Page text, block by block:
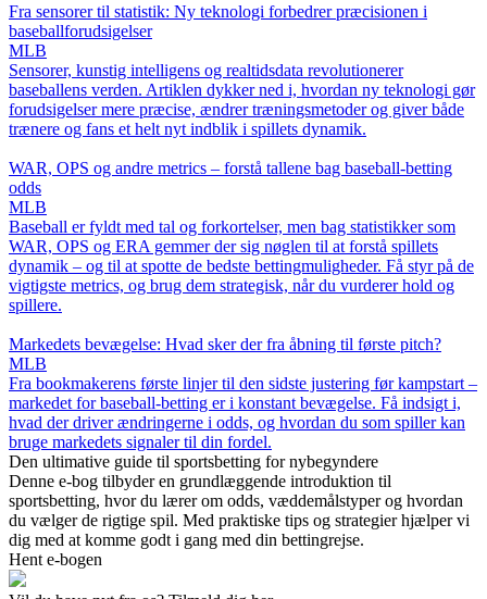
Fra sensorer til statistik: Ny teknologi forbedrer præcisionen i
baseballforudsigelser
MLB
Sensorer, kunstig intelligens og realtidsdata revolutionerer
baseballens verden. Artiklen dykker ned i, hvordan ny teknologi gør
forudsigelser mere præcise, ændrer træningsmetoder og giver både
trænere og fans et helt nyt indblik i spillets dynamik.
WAR, OPS og andre metrics – forstå tallene bag baseball-betting
odds
MLB
Baseball er fyldt med tal og forkortelser, men bag statistikker som
WAR, OPS og ERA gemmer der sig nøglen til at forstå spillets
dynamik – og til at spotte de bedste bettingmuligheder. Få styr på de
vigtigste metrics, og brug dem strategisk, når du vurderer hold og
spillere.
Markedets bevægelse: Hvad sker der fra åbning til første pitch?
MLB
Fra bookmakerens første linjer til den sidste justering før kampstart –
markedet for baseball-betting er i konstant bevægelse. Få indsigt i,
hvad der driver ændringerne i odds, og hvordan du som spiller kan
bruge markedets signaler til din fordel.
Den ultimative guide til sportsbetting for nybegyndere
Denne e-bog tilbyder en grundlæggende introduktion til
sportsbetting, hvor du lærer om odds, væddemålstyper og hvordan
du vælger de rigtige spil. Med praktiske tips og strategier hjælper vi
dig med at komme godt i gang med din bettingrejse.
Hent e-bogen